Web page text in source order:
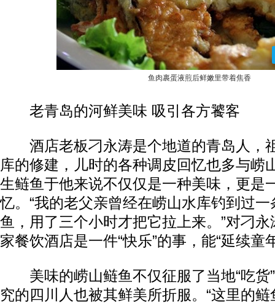
鱼肉裹蛋液煎后鲜嫩里带着焦香
老青岛的河鲜美味 吸引各方饕客
酒店老板刁永涛是个地道的青岛人，
库的修建，儿时的各种调皮回忆也多与崂
生鲢鱼于他来说不仅仅是一种美味，更是
忆。“我的老父亲曾经在崂山水库钓到过
鱼，用了三个小时才把它拉上来。”对刁
家餐饮酒店是一件“快乐”的事，能“延续童
美味的崂山鲢鱼不仅征服了当地“吃货”
究的四川人也被其鲜美所折服。“这里的